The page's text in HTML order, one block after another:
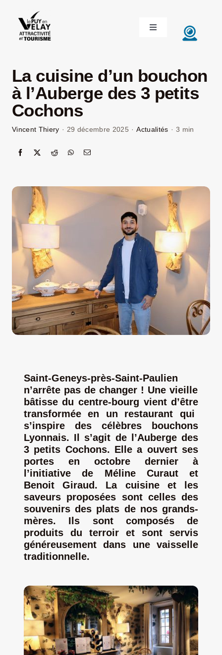
contenu
Toggle
Navigation
DÉCOUVRIR LE VELAY
INVESTIR EN VELAY
ÉTUDIER EN VELAY
LE VELAY RECRUTE
LA ROUTE DES PRODUCTEURS
NOUS CONTACTER
Rechercher:
Nouveau Magazine EnVelay
Jeu concours – Gagnez votre bûche de Noël 2025
La cuisine d’un bouchon
à l’Auberge des 3 petits
Cochons
Vincent Thiery · 29 décembre 2025 · Actualités · 3 min
Saint-Geneys-près-Saint-Paulien
n’arrête pas de changer ! Une vieille
bâtisse du centre-bourg vient d’être
transforméeen un restaurant
qui
s’inspire des célèbres bouchons
Lyonnais. Il s’agit de l’Auberge des
3 petits Cochons. Elle a ouvert ses
portes en octobre dernier à
l’initiative de Méline Curaut et
Benoit Giraud. La cuisine et les
saveurs proposées sont celles des
souvenirs des plats de nos grands-
mères. Ils sont composés de
produits du terroir et sont servis
généreusement dans une vaisselle
traditionnelle.